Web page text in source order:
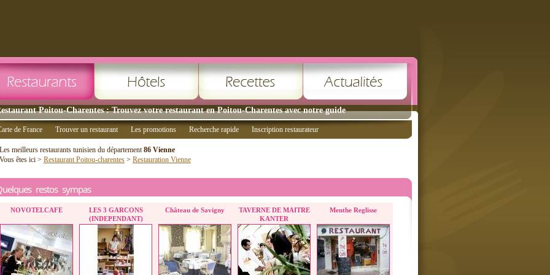
Poitou-Charentes : Trouvez votre restaurant en Poitou-Charentes avec notre guide
de France Trouver un restaurant Les promotions Recherche rapide Inscription restaurateur
Les meilleurs restaurants tunisien du département86 Vienne
Vous êtes ici > Restaurant Poitou-charentes > Restauration Vienne
restos sympas
NOVOTELCAFE
LES 3 GARCONS
(INDEPENDANT)
Château de Savigny
TAVERNE DE MAITRE
KANTER
Menthe Reglisse